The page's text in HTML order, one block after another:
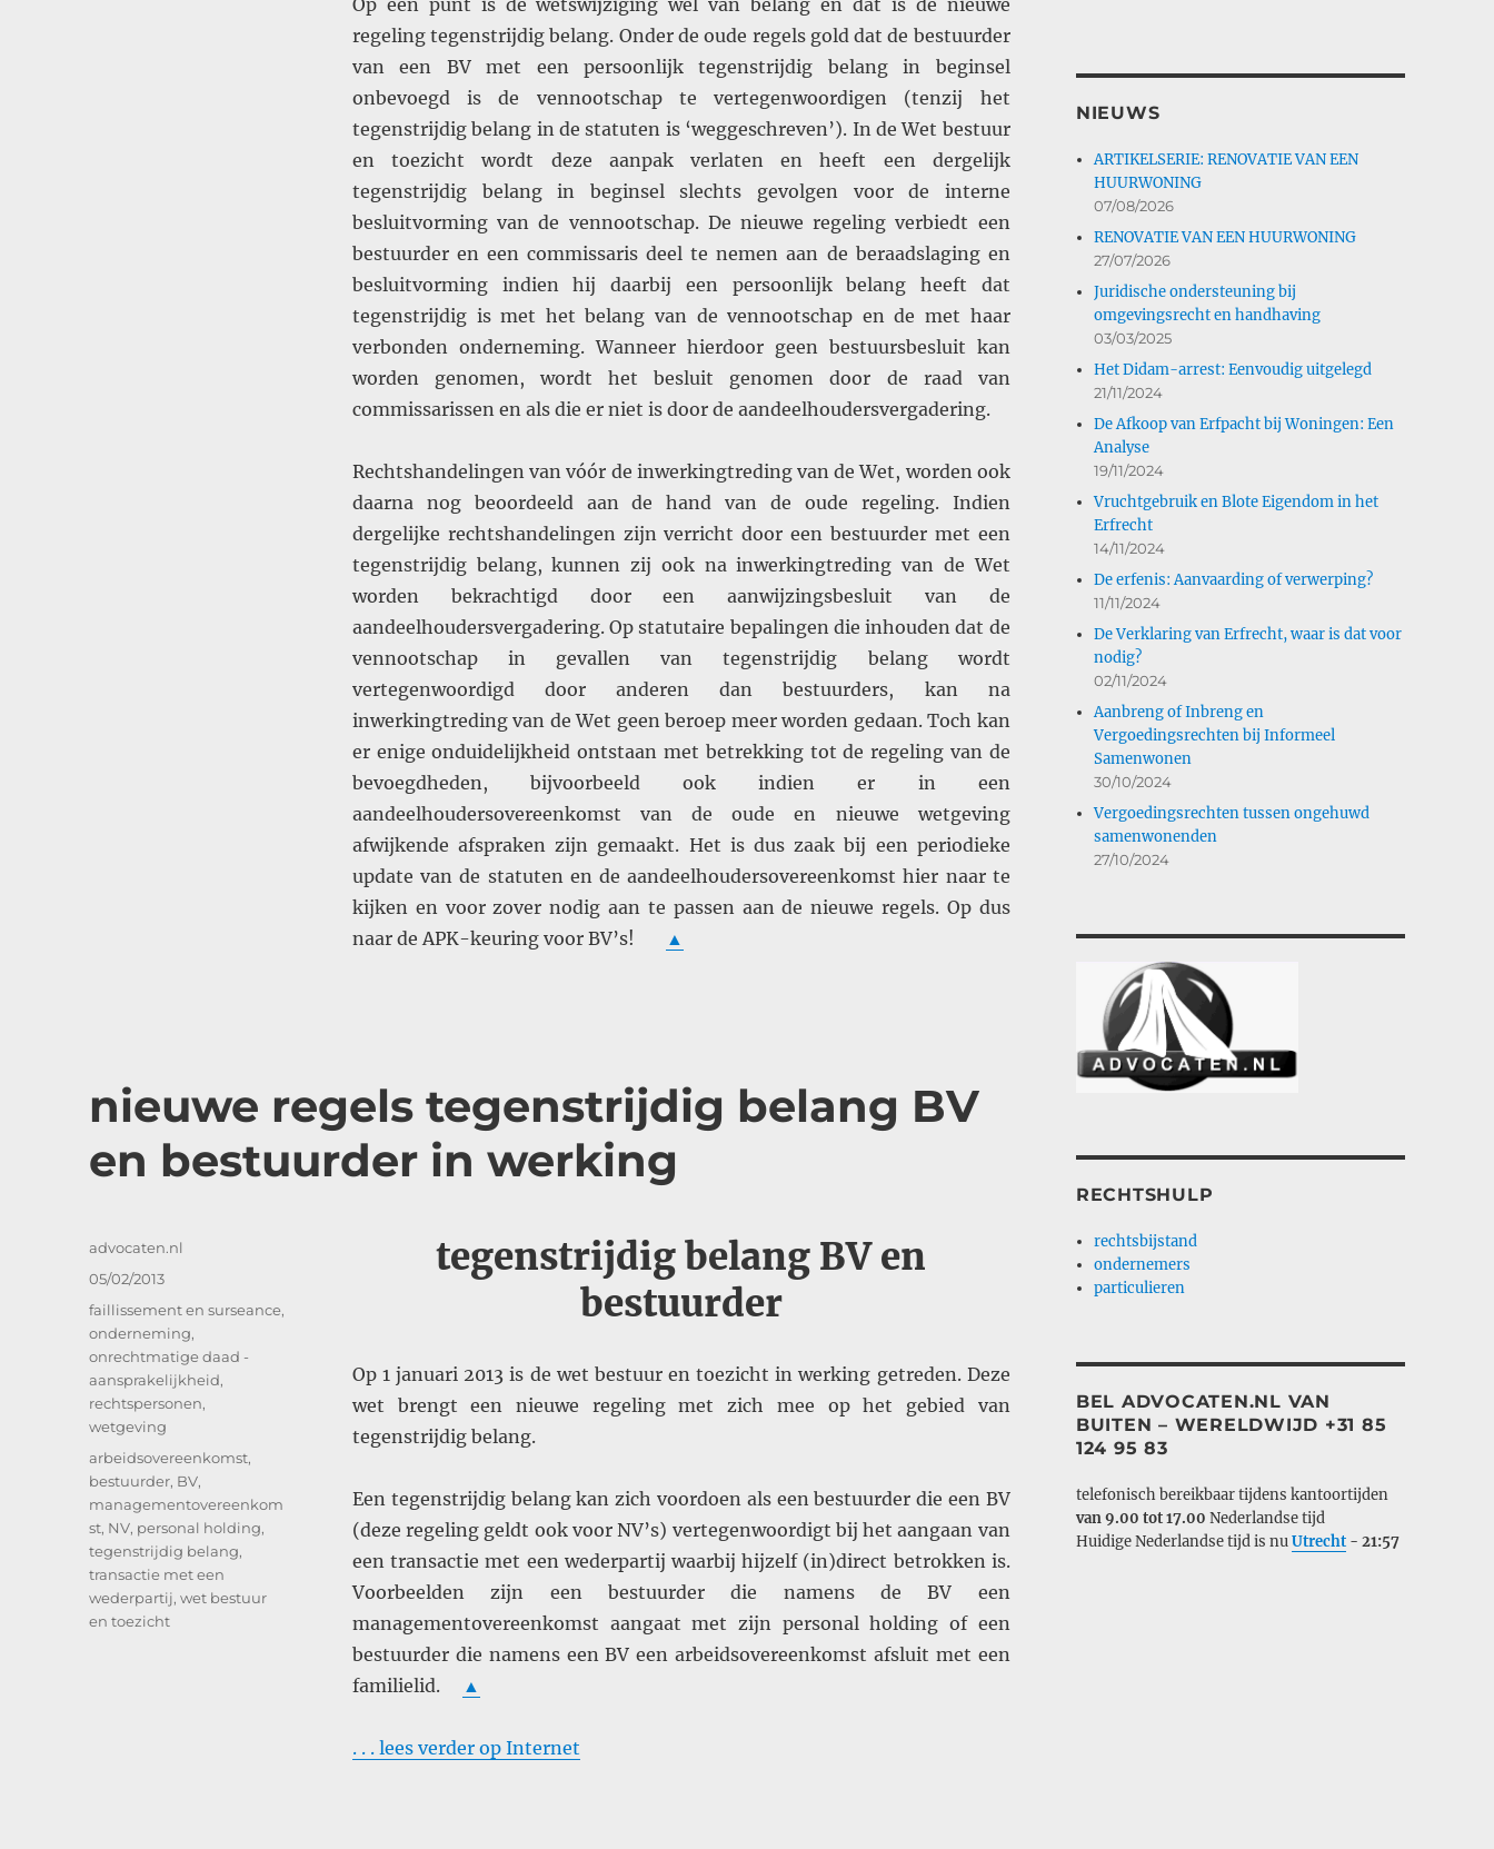
Op één punt is de wetswijziging wel van belang en dat is de nieuwe
regeling tegenstrijdig belang. Onder de oude regels gold dat de bestuurder
van een BV met een persoonlijk tegenstrijdig belang in beginsel
onbevoegd is de vennootschap te vertegenwoordigen (tenzij het
tegenstrijdig belang in de statuten is ‘weggeschreven’). In de Wet bestuur
en toezicht wordt deze aanpak verlaten en heeft een dergelijk
tegenstrijdig belang in beginsel slechts gevolgen voor de interne
besluitvorming van de vennootschap. De nieuwe regeling verbiedt een
bestuurder en een commissaris deel te nemen aan de beraadslaging en
besluitvorming indien hij daarbij een persoonlijk belang heeft dat
tegenstrijdig is met het belang van de vennootschap en de met haar
verbonden onderneming. Wanneer hierdoor geen bestuursbesluit kan
worden genomen, wordt het besluit genomen door de raad van
commissarissen en als die er niet is door de aandeelhoudersvergadering.
Rechtshandelingen van vóór de inwerkingtreding van de Wet, worden ook
daarna nog beoordeeld aan de hand van de oude regeling. Indien
dergelijke rechtshandelingen zijn verricht door een bestuurder met een
tegenstrijdig belang, kunnen zij ook na inwerkingtreding van de Wet
worden bekrachtigd door een aanwijzingsbesluit van de
aandeelhoudersvergadering. Op statutaire bepalingen die inhouden dat de
vennootschap in gevallen van tegenstrijdig belang wordt
vertegenwoordigd door anderen dan bestuurders, kan na
inwerkingtreding van de Wet geen beroep meer worden gedaan. Toch kan
er enige onduidelijkheid ontstaan met betrekking tot de regeling van de
bevoegdheden, bijvoorbeeld ook indien er in een
aandeelhoudersovereenkomst van de oude en nieuwe wetgeving
afwijkende afspraken zijn gemaakt. Het is dus zaak bij een periodieke
update van de statuten en de aandeelhoudersovereenkomst hier naar te
kijken en voor zover nodig aan te passen aan de nieuwe regels. Op dus
naar de APK-keuring voor BV’s!
▲
nieuwe regels tegenstrijdig belang BV
en bestuurder in werking
tegenstrijdig belang BV en
bestuurder
Op 1 januari 2013 is de wet bestuur en toezicht in werking getreden. Deze
wet brengt een nieuwe regeling met zich mee op het gebied van
tegenstrijdig belang.
Een tegenstrijdig belang kan zich voordoen als een bestuurder die een BV
(deze regeling geldt ook voor NV’s) vertegenwoordigt bij het aangaan van
een transactie met een wederpartij waarbij hijzelf (in)direct betrokken is.
Voorbeelden zijn een bestuurder die namens de BV een
managementovereenkomst aangaat met zijn personal holding of een
bestuurder die namens een BV een arbeidsovereenkomst afsluit met een
familielid.
▲
. . . lees verder op Internet
Auteur
advocaten.nl
Geplaatst
op
05/02/2013
Categorieën
faillissement en surseance,
onderneming,
onrechtmatige daad -
aansprakelijkheid,
rechtspersonen,
wetgeving
Tags
arbeidsovereenkomst,
bestuurder, BV,
managementovereenkom
st, NV, personal holding,
tegenstrijdig belang,
transactie met een
wederpartij,wet bestuur
en toezicht
NIEUWS
ARTIKELSERIE: RENOVATIE VAN EEN
HUURWONING
07/08/2026
RENOVATIE VAN EEN HUURWONING
27/07/2026
Juridische ondersteuning bij
omgevingsrecht en handhaving
03/03/2025
Het Didam-arrest: Eenvoudig uitgelegd
21/11/2024
De Afkoop van Erfpacht bij Woningen: Een
Analyse
19/11/2024
Vruchtgebruik en Blote Eigendom in het
Erfrecht
14/11/2024
De erfenis: Aanvaarding of verwerping?
11/11/2024
De Verklaring van Erfrecht, waar is dat voor
nodig?
02/11/2024
Aanbreng of Inbreng en
Vergoedingsrechten bij Informeel
Samenwonen
30/10/2024
Vergoedingsrechten tussen ongehuwd
samenwonenden
27/10/2024
RECHTSHULP
rechtsbijstand
ondernemers
particulieren
BEL ADVOCATEN.NL VAN
BUITEN – WERELDWIJD +31 85
124 95 83
telefonisch bereikbaar tijdens kantoortijden
van 9.00 tot 17.00 Nederlandse tijd
Huidige Nederlandse tijd is nuUtrecht- 21:57